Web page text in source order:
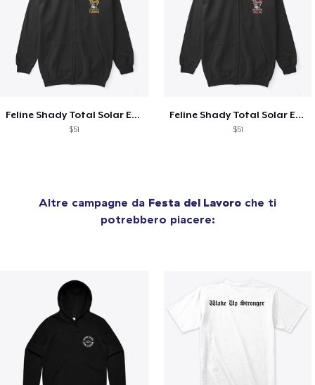
Feline Shady Total Solar Eclipse Tijuana
$51
Feline Shady Total Solar Eclipse Toledo
$51
Altre campagne da Festa del Lavoro che ti
potrebbero piacere: